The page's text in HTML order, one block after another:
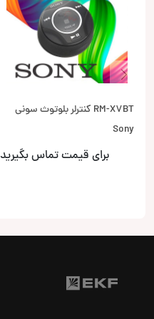
RM-X7BT کنترلر بلوتوث سونی
Sony
برای قیمت تماس بگیرید